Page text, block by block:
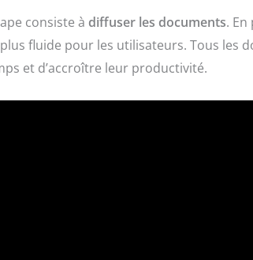
consiste à diffuser les documents.
fluide pour les utilisateurs. Tous les
et d’accroître leur productivité.